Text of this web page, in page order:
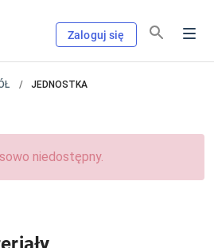
Zaloguj się
JEDNOSTKA
niedostępny.